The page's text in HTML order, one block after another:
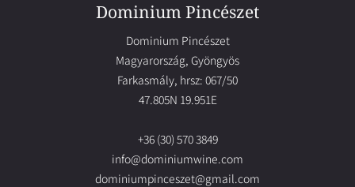
Dominium Pincészet
Dominium Pincészet
Magyarország, Gyöngyös
Farkasmály, hrsz: 067/50
47.805N 19.951E
+36 (30) 570 3849
info@dominiumwine.com
dominiumpinceszet@gmail.com